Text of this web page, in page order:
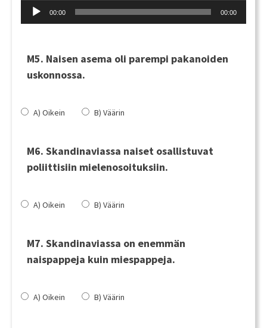
Audio
Player
00:00 00:00
M5. Naisen asema oli parempi pakanoiden
uskonnossa.
A) Oikein B) Väärin
M6. Skandinaviassa naiset osallistuvat
poliittisiin mielenosoituksiin.
A) Oikein B) Väärin
M7. Skandinaviassa on enemmän
naispappeja kuin miespappeja.
A) Oikein B) Väärin